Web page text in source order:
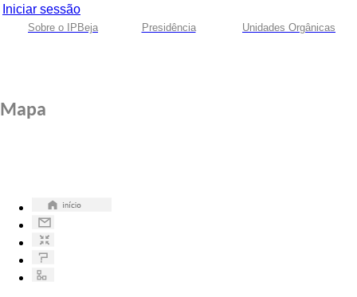
Iniciar sessão
Sobre o IPBeja Presidência Unidades Orgânicas
Mapa